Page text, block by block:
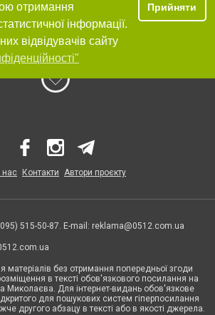
отримання
інформації.
відвідувачів сайту
Прийняти
нас Контакти Автори проєкту
515-50-87. E-mail: reklama@0512.com.ua
матеріалів без отримання попередньої згоди
в тексті обов'язкового посилання на
Миколаєва. Для інтернет-видань обов'язкове
для пошукових систем гіперпосилання
другого абзацу в тексті або в якості джерела.